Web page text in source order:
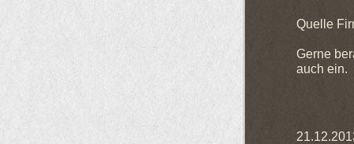
Quelle
Gerne
auch ein.